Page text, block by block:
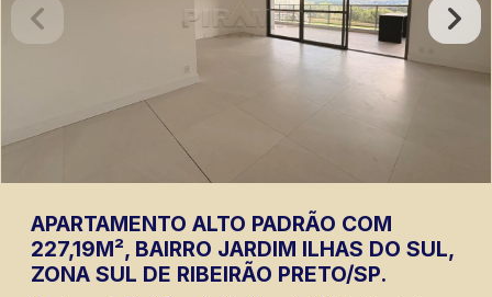
APARTAMENTO ALTO PADRÃO COM
227,19M², BAIRRO JARDIM ILHAS DO SUL,
ZONA SUL DE RIBEIRÃO PRETO/SP.